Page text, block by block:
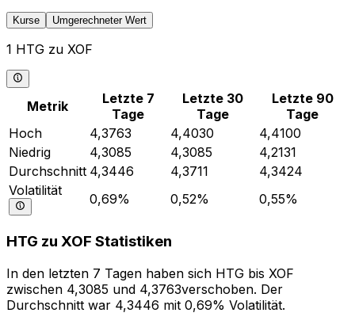
Kurse Umgerechneter Wert
1 HTG zu XOF
Metrik
Letzte 7
Tage
Letzte 30
Tage
Letzte 90
Tage
Hoch
4,3763 4,4030
4,4100
Niedrig
4,3085 4,3085
4,2131
Durchschnitt 4,3446 4,3711
4,3424
Volatilität
0,69% 0,52% 0,55%
HTG zu XOF Statistiken
In den letzten 7 Tagen haben sich HTG bis XOF
zwischen 4,3085 und 4,3763verschoben. Der
Durchschnitt war 4,3446 mit 0,69% Volatilität.